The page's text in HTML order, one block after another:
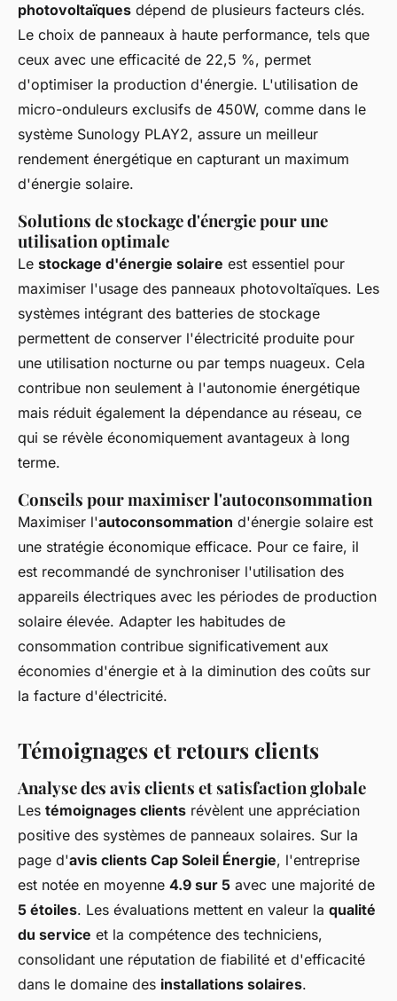
photovoltaïques dépend de plusieurs facteurs clés.
Le choix de panneaux à haute performance, tels que
ceux avec une efficacité de 22,5 %, permet
d'optimiser la production d'énergie. L'utilisation de
micro-onduleurs exclusifs de 450W, comme dans le
système Sunology PLAY2, assure un meilleur
rendement énergétique en capturant un maximum
d'énergie solaire.
Solutions de stockage d'énergie pour une
utilisation optimale
Le stockage d'énergie solaire est essentiel pour
maximiser l'usage des panneaux photovoltaïques. Les
systèmes intégrant des batteries de stockage
permettent de conserver l'électricité produite pour
une utilisation nocturne ou par temps nuageux. Cela
contribue non seulement à l'autonomie énergétique
mais réduit également la dépendance au réseau, ce
qui se révèle économiquement avantageux à long
terme.
Conseils pour maximiser l'autoconsommation
Maximiser l'autoconsommation d'énergie solaire est
une stratégie économique efficace. Pour ce faire, il
est recommandé de synchroniser l'utilisation des
appareils électriques avec les périodes de production
solaire élevée. Adapter les habitudes de
consommation contribue significativement aux
économies d'énergie et à la diminution des coûts sur
la facture d'électricité.
Témoignages et retours clients
Analyse des avis clients et satisfaction globale
Les témoignages clients révèlent une appréciation
positive des systèmes de panneaux solaires. Sur la
page d'avis clients Cap Soleil Énergie, l'entreprise
est notée en moyenne 4.9 sur 5 avec une majorité de
5 étoiles. Les évaluations mettent en valeur la qualité
du service et la compétence des techniciens,
consolidant une réputation de fiabilité et d'efficacité
dans le domaine des installations solaires.